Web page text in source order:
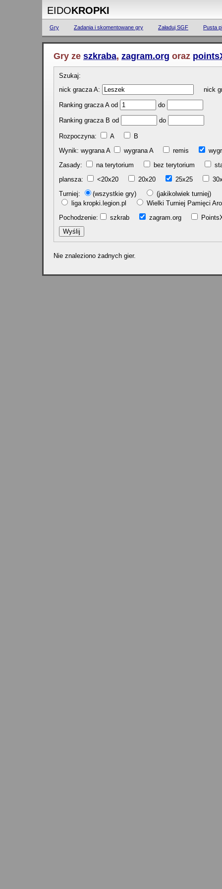
EIDOKROPKI
Gry Zadania i skomentowane gry Załaduj SGF Pusta
Gry ze szkraba, zagram.org oraz
Szukaj:
nick gracza A:
nick
Ranking gracza A od do
Ranking gracza B od do
Rozpoczyna: A
B
Wynik: wygrana A
wygrana A remis
Zasady:
na terytorium bez terytorium
plansza:
<20x20 20x20 25x25
Turniej:
(wszystkie gry)
(jakikolwiek turniej)
liga kropki.legion.pl
Wielki Turniej Pamięci
Pochodzenie:
szkrab zagram.org
Nie znaleziono żadnych gier.